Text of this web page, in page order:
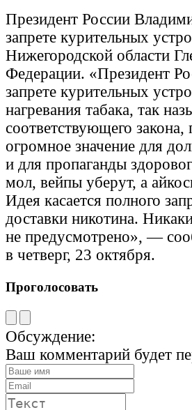
Президент России
запрете курительных
Нижегородской области
Федерации. «Президент
запрете курительных
нагревания табака, так
соответствующего
огромное значение для
и для пропаганды
мол, вейпы уберут, а
Идея касается полного
доставки никотина.
не предусмотрено», —
в четверг, 23 октября.
Проголосовать
Обсуждение:
Ваш комментарий будет